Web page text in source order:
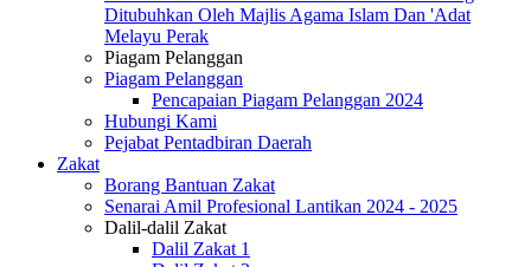
Ditubuhkan Oleh Majlis Agama Islam Dan 'Adat
Melayu Perak
Piagam Pelanggan
Piagam Pelanggan
Pencapaian Piagam Pelanggan 2024
Hubungi Kami
Pejabat Pentadbiran Daerah
Zakat
Borang Bantuan Zakat
Senarai Amil Profesional Lantikan 2024 - 2025
Dalil-dalil Zakat
Dalil Zakat 1